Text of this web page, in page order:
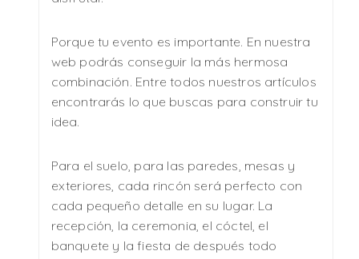
Porque tu evento es importante. En nuestra
web podrás conseguir la más hermosa
combinación. Entre todos nuestros artículos
encontrarás lo que buscas para construir tu
idea.
Para el suelo, para las paredes, mesas y
exteriores, cada rincón será perfecto con
cada pequeño detalle en su lugar. La
recepción, la ceremonia, el cóctel, el
banquete y la fiesta de después todo